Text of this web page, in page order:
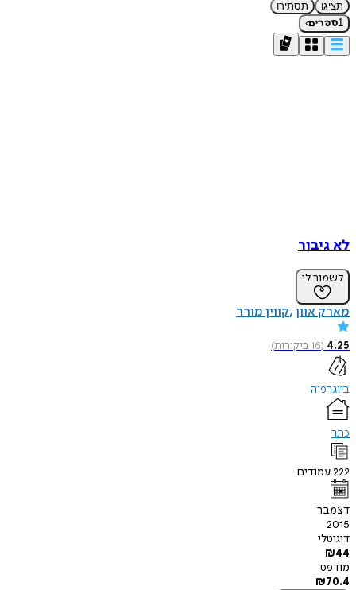
תציגו
תסתירו
1ספרים›
לא גיבור
לשמור לי
מארק אוון קווין מורר
4.25
(
16ביקורות)
ביוגרפיה
כתר
222עמודים
דצמבר
2015
דיגיטלי
₪44
מודפס
₪70.4